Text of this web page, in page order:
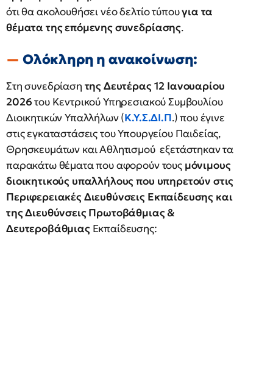
ότι θα ακολουθήσει νέο δελτίο τύπουγια τα
θέματα της επόμενης συνεδρίασης.
Ολόκληρη η ανακοίνωση:
Στη συνεδρίαση της Δευτέρας 12 Ιανουαρίου
2026του Κεντρικού Υπηρεσιακού Συμβουλίου
Διοικητικών Υπαλλήλων (Κ.Υ.Σ.ΔΙ.Π.) που έγινε
στις εγκαταστάσεις του Υπουργείου Παιδείας,
Θρησκευμάτων και Αθλητισμού εξετάστηκαν τα
παρακάτω θέματα που αφορούν τους μόνιμους
διοικητικούς υπαλλήλους που υπηρετούν στις
Περιφερειακές Διευθύνσεις Εκπαίδευσης και
της Διευθύνσεις Πρωτοβάθμιας &
Δευτεροβάθμιας Εκπαίδευσης: